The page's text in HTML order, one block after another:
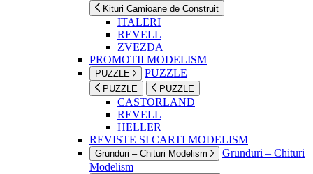
Kituri Camioane de Construit
ITALERI
REVELL
ZVEZDA
PROMOTII MODELISM
PUZZLE PUZZLE
PUZZLE PUZZLE
CASTORLAND
REVELL
HELLER
REVISTE SI CARTI MODELISM
Grunduri – Chituri Modelism
Grunduri – Chituri
Modelism